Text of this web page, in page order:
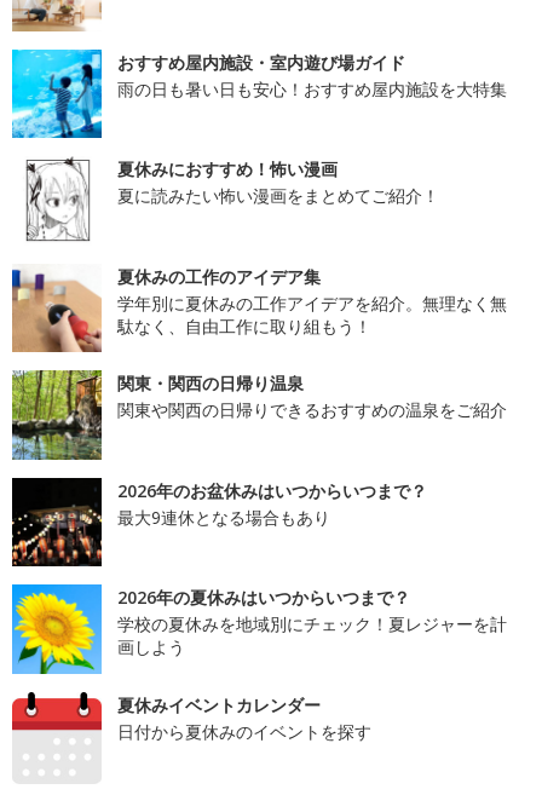
おすすめ屋内施設・室内遊び場ガイド
雨の日も暑い日も安心！おすすめ屋内施設を大特集
夏休みにおすすめ！怖い漫画
夏に読みたい怖い漫画をまとめてご紹介！
夏休みの工作のアイデア集
学年別に夏休みの工作アイデアを紹介。無理なく無
駄なく、自由工作に取り組もう！
関東・関西の日帰り温泉
関東や関西の日帰りできるおすすめの温泉をご紹介
2026年のお盆休みはいつからいつまで？
最大9連休となる場合もあり
2026年の夏休みはいつからいつまで？
学校の夏休みを地域別にチェック！夏レジャーを計
画しよう
夏休みイベントカレンダー
日付から夏休みのイベントを探す